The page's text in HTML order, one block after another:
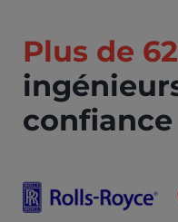
Plus de
confiance